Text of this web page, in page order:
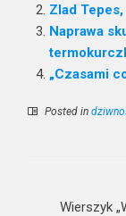
Zlad
Naprawa
„Czasami
Posted in
Wierszyk